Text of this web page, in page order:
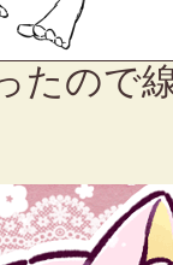
たので